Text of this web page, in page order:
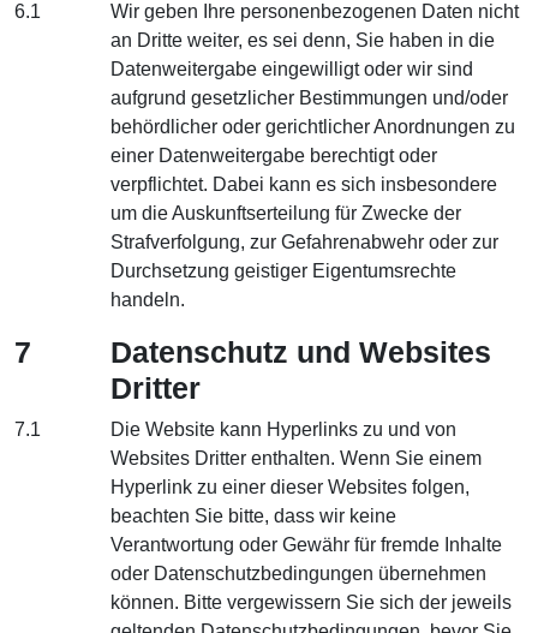
6.1
Wir geben Ihre personenbezogenen Daten nicht
an Dritte weiter, es sei denn, Sie haben in die
Datenweitergabe eingewilligt oder wir sind
aufgrund gesetzlicher Bestimmungen und/oder
behördlicher oder gerichtlicher Anordnungen zu
einer Datenweitergabe berechtigt oder
verpflichtet. Dabei kann es sich insbesondere
um die Auskunftserteilung für Zwecke der
Strafverfolgung, zur Gefahrenabwehr oder zur
Durchsetzung geistiger Eigentumsrechte
handeln.
7
Datenschutz und Websites
Dritter
7.1
Die Website kann Hyperlinks zu und von
Websites Dritter enthalten. Wenn Sie einem
Hyperlink zu einer dieser Websites folgen,
beachten Sie bitte, dass wir keine
Verantwortung oder Gewähr für fremde Inhalte
oder Datenschutzbedingungen übernehmen
können. Bitte vergewissern Sie sich der jeweils